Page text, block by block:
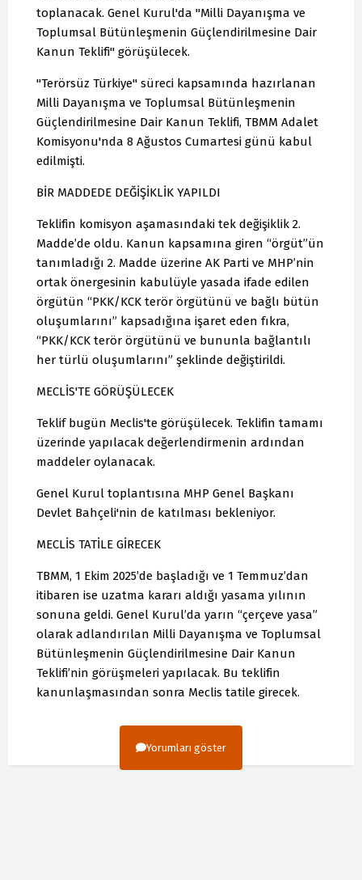
toplanacak. Genel Kurul'da "Milli Dayanışma ve
Toplumsal Bütünleşmenin Güçlendirilmesine Dair
Kanun Teklifi" görüşülecek.
"Terörsüz Türkiye" süreci kapsamında hazırlanan
Milli Dayanışma ve Toplumsal Bütünleşmenin
Güçlendirilmesine Dair Kanun Teklifi, TBMM Adalet
Komisyonu'nda 8 Ağustos Cumartesi günü kabul
edilmişti.
BİR MADDEDE DEĞİŞİKLİK YAPILDI
Teklifin komisyon aşamasındaki tek değişiklik 2.
Madde’de oldu. Kanun kapsamına giren “örgüt”ün
tanımladığı 2. Madde üzerine AK Parti ve MHP’nin
ortak önergesinin kabulüyle yasada ifade edilen
örgütün “PKK/KCK terör örgütünü ve bağlı bütün
oluşumlarını” kapsadığına işaret eden fıkra,
“PKK/KCK terör örgütünü ve bununla bağlantılı
her türlü oluşumlarını” şeklinde değiştirildi.
MECLİS'TE GÖRÜŞÜLECEK
Teklif bugün Meclis'te görüşülecek. Teklifin tamamı
üzerinde yapılacak değerlendirmenin ardından
maddeler oylanacak.
Genel Kurul toplantısına MHP Genel Başkanı
Devlet Bahçeli'nin de katılması bekleniyor.
MECLİS TATİLE GİRECEK
TBMM, 1 Ekim 2025’de başladığı ve 1 Temmuz’dan
itibaren ise uzatma kararı aldığı yasama yılının
sonuna geldi. Genel Kurul’da yarın “çerçeve yasa”
olarak adlandırılan Milli Dayanışma ve Toplumsal
Bütünleşmenin Güçlendirilmesine Dair Kanun
Teklifi’nin görüşmeleri yapılacak. Bu teklifin
kanunlaşmasından sonra Meclis tatile girecek.
Yorumları göster